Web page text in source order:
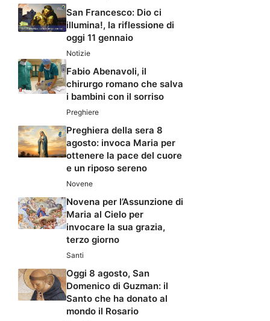
San Francesco: Dio ci
illumina!, la riflessione di
oggi 11 gennaio
Notizie
Fabio Abenavoli, il
chirurgo romano che salva
i bambini con il sorriso
Preghiere
Preghiera della sera 8
agosto: invoca Maria per
ottenere la pace del cuore
e un riposo sereno
Novene
Novena per l’Assunzione di
Maria al Cielo per
invocare la sua grazia,
terzo giorno
Santi
Oggi 8 agosto, San
Domenico di Guzman: il
Santo che ha donato al
mondo il Rosario